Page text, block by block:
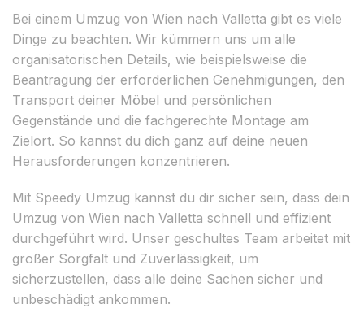
Bei einem Umzug von Wien nach Valletta gibt es viele
Dinge zu beachten. Wir kümmern uns um alle
organisatorischen Details, wie beispielsweise die
Beantragung der erforderlichen Genehmigungen, den
Transport deiner Möbel und persönlichen
Gegenstände und die fachgerechte Montage am
Zielort. So kannst du dich ganz auf deine neuen
Herausforderungen konzentrieren.
Mit Speedy Umzug kannst du dir sicher sein, dass dein
Umzug von Wien nach Valletta schnell und effizient
durchgeführt wird. Unser geschultes Team arbeitet mit
großer Sorgfalt und Zuverlässigkeit, um
sicherzustellen, dass alle deine Sachen sicher und
unbeschädigt ankommen.